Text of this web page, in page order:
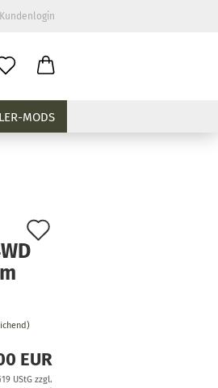
Kundenlogin
MODS
EUR
UStG zzgl.